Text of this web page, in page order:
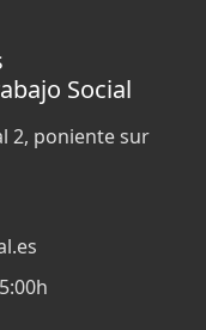
Social
2, poniente sur